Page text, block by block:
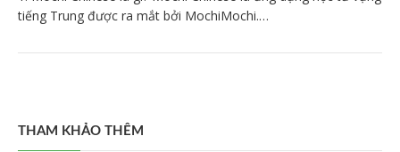
tiếng Trung được ra mắt bởi MochiMochi.…
THAM KHẢO THÊM